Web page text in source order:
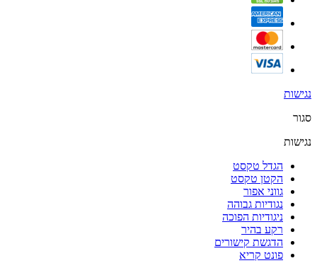
נגישות
סגור
נגישות
הגדל טקסט
הקטן טקסט
גווני אפור
נגודיות גבוהה
ניגודיות הפוכה
רקע בהיר
הדגשת קישורים
פונט קריא